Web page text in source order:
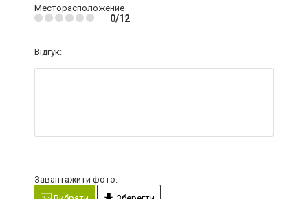
Месторасположение
0/12
Відгук:
Завантажити фото: